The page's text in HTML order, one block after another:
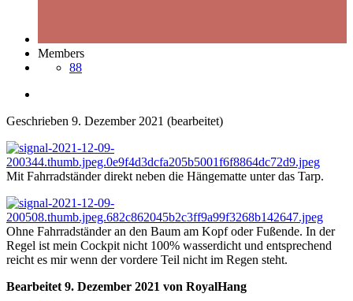
Members
88
Geschrieben 9. Dezember 2021 (bearbeitet)
Mit Fahrradständer direkt neben die Hängematte unter das Tarp.
Ohne Fahrradständer an den Baum am Kopf oder Fußende. In der
Regel ist mein Cockpit nicht 100% wasserdicht und entsprechend
reicht es mir wenn der vordere Teil nicht im Regen steht.
Bearbeitet 9. Dezember 2021 von RoyalHang